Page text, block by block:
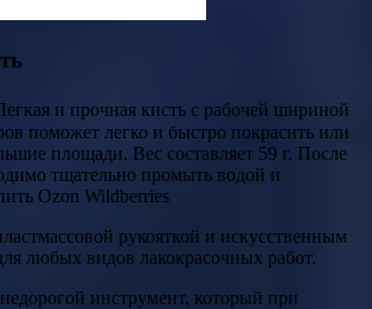
и прочная кисть с рабочей шириной
поможет легко и быстро покрасить или
площади. Вес составляет 59 г. После
тщательно промыть водой и
Ozon Wildberries
рукояткой и искусственным
любых видов лакокрасочных работ.
инструмент, который при